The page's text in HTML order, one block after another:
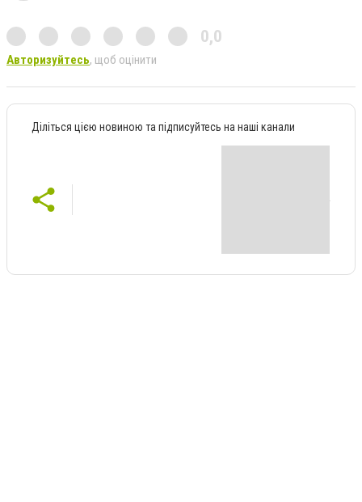
0,0
Авторизуйтесь, щоб оцінити
Діліться цією новиною та підписуйтесь на наші канали